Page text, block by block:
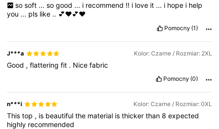
so soft ... so good ... i recommend !! i love it ... i hope i help
you ... pls like .. 💕❤️💕❤️
Pomocny (1)
J***a Kolor: Czarne / Rozmiar: 2XL
Good ,flatteringfit . Nicefabric
Pomocny (0)
n***i Kolor: Czarne / Rozmiar: 0XL
Thistop , is beautifulthe material isthickerthan8expected
highly recommended